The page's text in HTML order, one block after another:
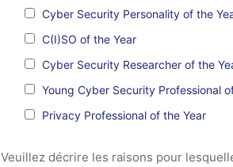
Cyber Security Personality of the
C(I)SO of the Year
Cyber Security Researcher of the
Young Cyber Security Professional
Privacy Professional of the Year
Veuillez décrire les raisons pour